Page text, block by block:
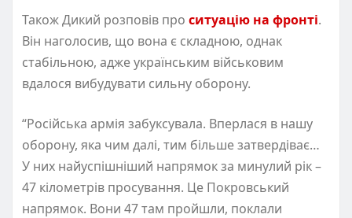
Також Дикий розповів про ситуацію на фронті.
Він наголосив, що вона є складною, однак
стабільною, адже українським військовим
вдалося вибудувати сильну оборону.
“Російська армія забуксувала. Вперлася в нашу
оборону, яка чим далі, тим більше затвердіває…
У них найуспішніший напрямок за минулий рік –
47 кілометрів просування. Це Покровський
напрямок. Вони 47 там пройшли, поклали